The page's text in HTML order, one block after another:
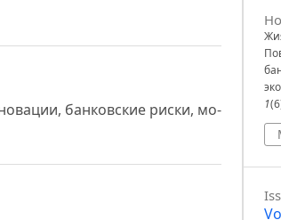
банковские риски, мо-
1